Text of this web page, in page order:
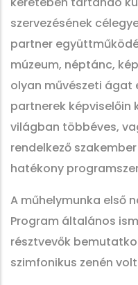
szervezésének
partner
múzeum, néptánc,
olyan művészeti ágat
partnerek képviselőin
világban többéves,
rendelkező
hatékony
A műhelymunka első
Program általános
résztvevők
szimfonikus zenén